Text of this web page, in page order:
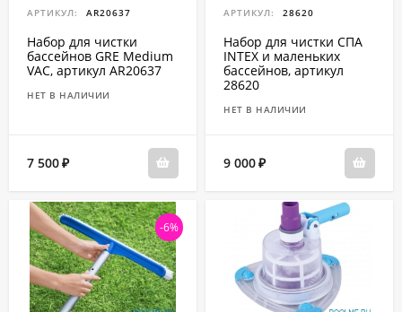
АРТИКУЛ: AR20637
Набор для чистки
бассейнов GRE Medium
VAC, артикул AR20637
НЕТ В НАЛИЧИИ
7 500₽
АРТИКУЛ: 28620
Набор для чистки СПА
INTEX и маленьких
бассейнов, артикул
28620
НЕТ В НАЛИЧИИ
9 000₽
-6%